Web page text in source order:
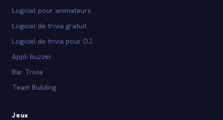
Logiciel pour animateurs
Logiciel de trivia gratuit
Logiciel de trivia pour DJ
Appli buzzer
Bar Trivia
Team Building
Jeux